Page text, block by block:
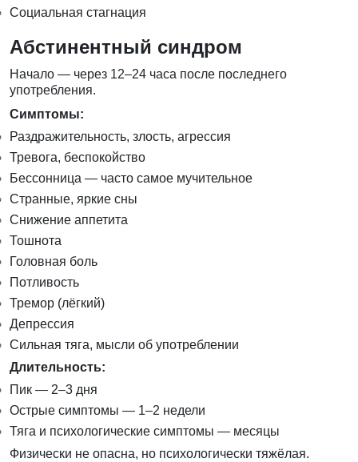
Социальная стагнация
Абстинентный синдром
Начало — через 12–24 часа после последнего
употребления.
Симптомы:
Раздражительность, злость, агрессия
Тревога, беспокойство
Бессонница — часто самое мучительное
Странные, яркие сны
Снижение аппетита
Тошнота
Головная боль
Потливость
Тремор (лёгкий)
Депрессия
Сильная тяга, мысли об употреблении
Длительность:
Пик — 2–3 дня
Острые симптомы — 1–2 недели
Тяга и психологические симптомы — месяцы
Физически не опасна, но психологически тяжёлая.